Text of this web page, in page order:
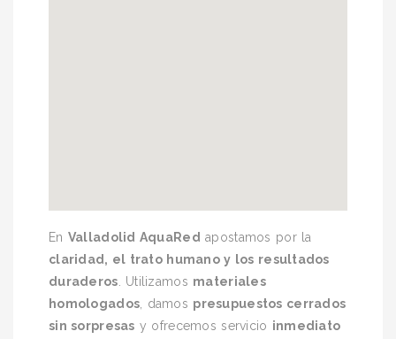
En Valladolid AquaRed apostamos por la
claridad, el trato humano y los resultados
duraderos . Utilizamos materiales
homologados , damos presupuestos cerrados
sin sorpresas y ofrecemos servicio inmediato